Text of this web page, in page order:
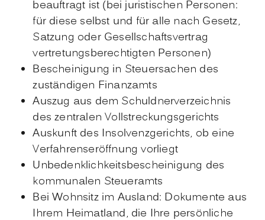
beauftragt ist (bei juristischen Personen:
für diese selbst und für alle nach Gesetz,
Satzung oder Gesellschaftsvertrag
vertretungsberechtigten Personen)
Bescheinigung in Steuersachen des
zuständigen Finanzamts
Auszug aus dem Schuldnerverzeichnis
des zentralen Vollstreckungsgerichts
Auskunft des Insolvenzgerichts, ob eine
Verfahrenseröffnung vorliegt
Unbedenklichkeitsbescheinigung des
kommunalen Steueramts
Bei Wohnsitz im Ausland: Dokumente aus
Ihrem Heimatland, die Ihre persönliche